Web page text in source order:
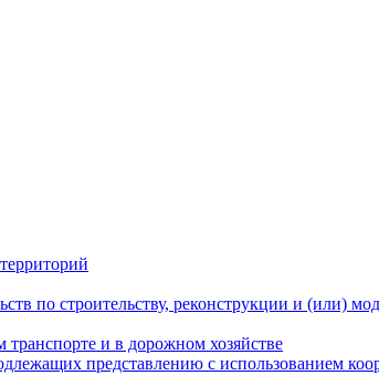
по строительству, реконструкции и (или)
и в дорожном хозяйстве
представлению с использованием